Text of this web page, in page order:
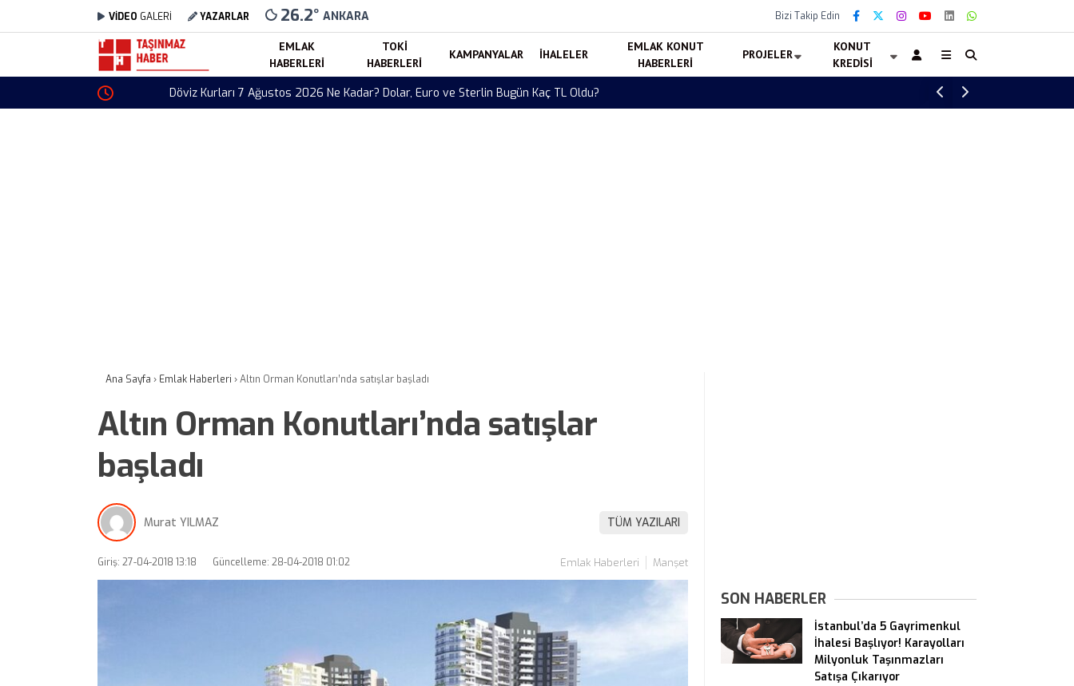
VİDEO GALERİ YAZARLAR 26.2° ANKARA Bizi Takip Edin
EMLAK
HABERLERI
TOKI
HABERLERI
KAMPANYALAR İHALELER
EMLAK KONUT
HABERLERI
PROJELER
KONUT
KREDISI
Döviz Kurları 7 Ağustos 2026 Ne Kadar? Dolar, Euro ve Sterlin Bugün Kaç TL Oldu? 7 Ağustos 2026 Cuma Maçları Belli Oldu!
Ana Sayfa › Emlak Haberleri ›Altın Orman Konutları’nda satışlar başladı
Altın Orman Konutları’nda satışlar
başladı
Murat YILMAZ TÜM YAZILARI
Giriş: 27-04-2018 13:18 Güncelleme: 28-04-2018 01:02 Emlak Haberleri Manşet
SON HABERLER
İstanbul’da 5 Gayrimenkul
İhalesi Başlıyor! Karayolları
Milyonluk Taşınmazları
Satışa Çıkarıyor